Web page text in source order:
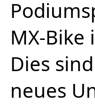
MX-
Dies
neues